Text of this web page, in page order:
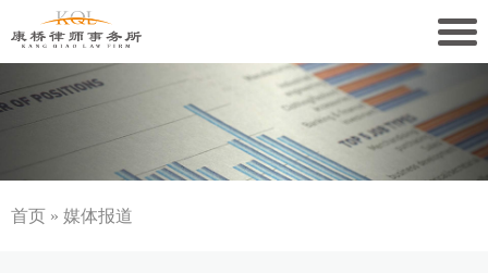
关于康桥
康桥文化
首页 » 媒体报道